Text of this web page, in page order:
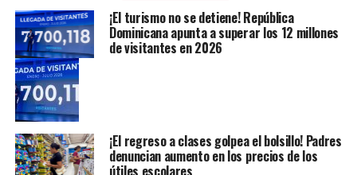
¡El turismo no se detiene! República
Dominicana apunta a superar los 12 millones
de visitantes en 2026
¡El regreso a clases golpea el bolsillo! Padres
denuncian aumento en los precios de los
útiles escolares